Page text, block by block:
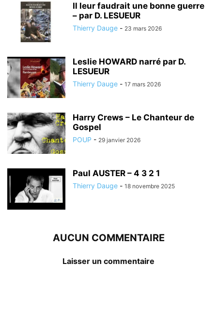
Il leur faudrait une bonne guerre
– par D. LESUEUR
Thierry Dauge - 23 mars 2026
Leslie HOWARD narré par D.
LESUEUR
Thierry Dauge - 17 mars 2026
Harry Crews – Le Chanteur de
Gospel
POUP - 29 janvier 2026
Paul AUSTER – 4 3 2 1
Thierry Dauge - 18 novembre 2025
AUCUN COMMENTAIRE
Laisser un commentaire